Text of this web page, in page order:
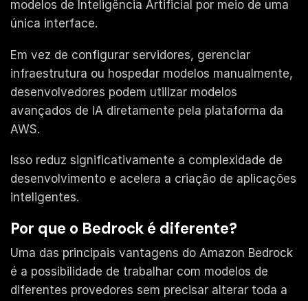
modelos de Inteligência Artificial por meio de uma
única interface.
Em vez de configurar servidores, gerenciar
infraestrutura ou hospedar modelos manualmente,
desenvolvedores podem utilizar modelos
avançados de IA diretamente pela plataforma da
AWS.
Isso reduz significativamente a complexidade de
desenvolvimento e acelera a criação de aplicações
inteligentes.
Por que o Bedrock é diferente?
Uma das principais vantagens do Amazon Bedrock
é a possibilidade de trabalhar com modelos de
diferentes provedores sem precisar alterar toda a